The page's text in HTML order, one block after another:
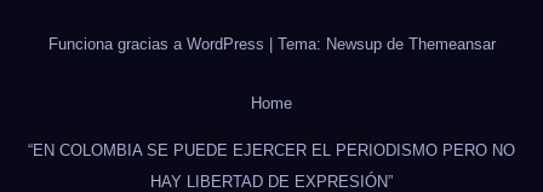
Funciona gracias a WordPress Tema: Newsup de Themeansar
Home
“EN COLOMBIA SE PUEDE EJERCER EL PERIODISMO PERO NO
HAY LIBERTAD DE EXPRESIÓN”